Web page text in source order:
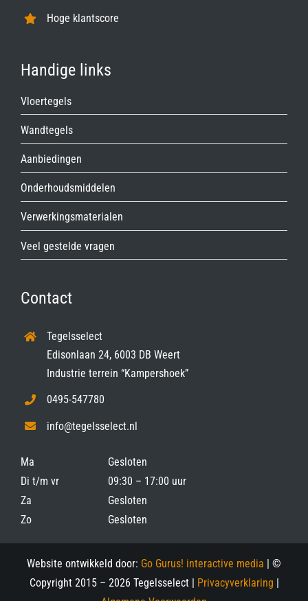
Hoge klantscore
Handige links
Vloertegels
Wandtegels
Aanbiedingen
Onderhoudsmiddelen
Verwerkingsmaterialen
Veel gestelde vragen
Contact
Tegelsselect
Edisonlaan 24, 6003 DB Weert
Industrie terrein “Kampershoek”
0495-547780
info@tegelsselect.nl
Ma
Gesloten
Di t/m vr
09:30 – 17:00 uur
Za
Gesloten
Zo
Gesloten
Website ontwikkeld door: Go Gurus! interactive media | ©
Copyright 2015 – 2026 Tegelsselect | Privacyverklaring |